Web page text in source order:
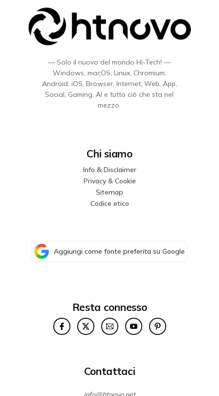
— Solo il nuovo del mondo Hi-Tech! —
Windows, macOS, Linux, Chromium,
Android, iOS, Browser, Internet, Web, App,
Social, Gaming, AI e tutto ciò che sta nel
mezzo.
Chi siamo
Info & Disclaimer
Privacy & Cookie
Sitemap
Codice etico
Aggiungi come fonte preferita su Google
Resta connesso
Contattaci